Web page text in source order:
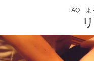
FAQ よ